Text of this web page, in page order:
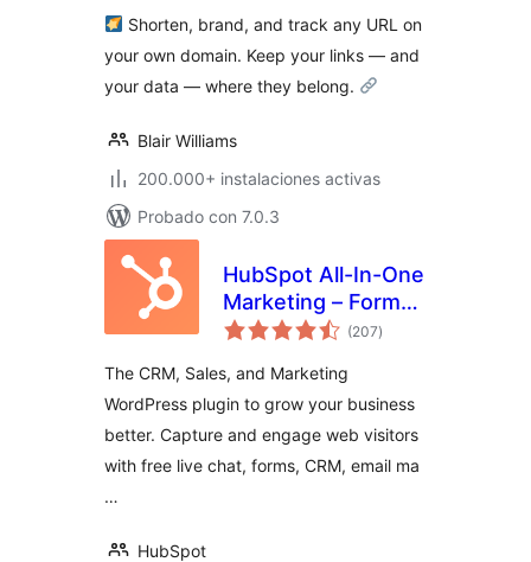
Cloaking, Tracking
& Branded Short
Links
Shorten, brand, and track any URL on
your own domain. Keep your links — and
your data — where they belong.
Blair Williams
200.000+ instalaciones activas
Probado con 7.0.3
HubSpot All-In-One
Marketing – Forms,
Popups, Live Chat
(207valoraciones
en
)
The CRM, Sales, and Marketing
WordPress plugin to grow your business
better. Capture and engage web visitors
with free live chat, forms, CRM, email ma
…
HubSpot